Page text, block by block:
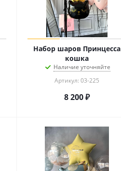
Набор шаров Принцесса
кошка
Наличие уточняйте
Артикул: 03-225
8 200₽